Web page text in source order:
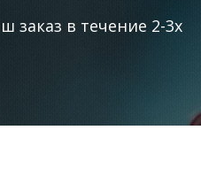
заказ в течение 2-3х